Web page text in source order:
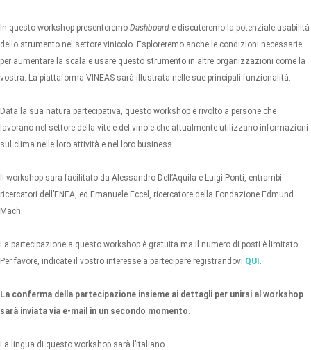
In questo workshop presenteremo Dashboard e discuteremo la potenziale usabilità
dello strumento nel settore vinicolo. Esploreremo anche le condizioni necessarie
per aumentare la scala e usare questo strumento in altre organizzazioni come la
vostra. La piattaforma VINEAS sarà illustrata nelle sue principali funzionalità.
Data la sua natura partecipativa, questo workshop è rivolto a persone che
lavorano nel settore della vite e del vino e che attualmente utilizzano informazioni
sul clima nelle loro attività e nel loro business.
Il workshop sarà facilitato da Alessandro Dell’Aquila e Luigi Ponti, entrambi
ricercatori dell’ENEA, ed Emanuele Eccel, ricercatore della Fondazione Edmund
Mach.
La partecipazione a questo workshop è gratuita ma il numero di posti è limitato.
Per favore, indicate il vostro interesse a partecipare registrandovi QUI .
La conferma della partecipazione insieme ai dettagli per unirsi al workshop
sarà inviata via e-mail in un secondo momento.
La lingua di questo workshop sarà l’italiano.